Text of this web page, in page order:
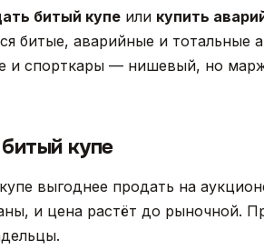
битый купе или купить
битые, аварийные и тотальные
и спорткары — нишевый, но
купе
выгоднее продать на
и цена растёт до рыночной.